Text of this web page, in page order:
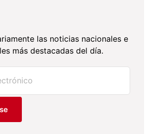
las noticias nacionales e
más destacadas del día.